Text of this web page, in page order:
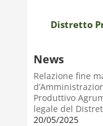
Distretto
News
Relazione fine
Produttivo
legale del
20/05/2025